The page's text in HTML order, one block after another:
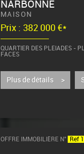
NARBONNE
MAISON
Prix : 382 000 €*
QUARTIER DES PLEIADES -
FACES
calme et recherché, découvrez
Plus de détails >
OFFRE IMMOBILIÈRE N° Ref